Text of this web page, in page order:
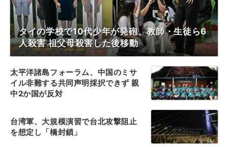
タイの学校で10代少年が発砲、教師・生徒ら6
人殺害 祖父母殺害した後移動
太平洋諸島フォーラム、中国のミサ
イル非難する共同声明採択できず 親
中2か国が反対
台湾軍、大規模演習で台北攻撃阻止
を想定し「橋封鎖」